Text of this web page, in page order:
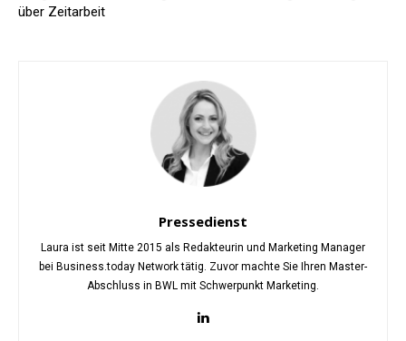
über Zeitarbeit
Pressedienst
Laura ist seit Mitte 2015 als Redakteurin und Marketing Manager
bei Business.today Network tätig. Zuvor machte Sie Ihren Master-
Abschluss in BWL mit Schwerpunkt Marketing.